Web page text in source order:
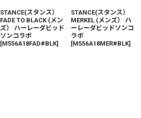
STANCE(スタンス）
FADE TO BLACK (メン
ズ） ハーレーダビッド
ソンコラボ
[M556A18FAD#BLK]
STANCE(スタンス）
MERKEL (メンズ） ハ
ーレーダビッドソンコ
ラボ
[M556A18MER#BLK]